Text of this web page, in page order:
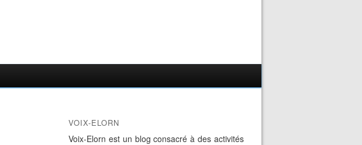
VOIX-ELORN
Voix-Elorn est un blog consacré à des activités